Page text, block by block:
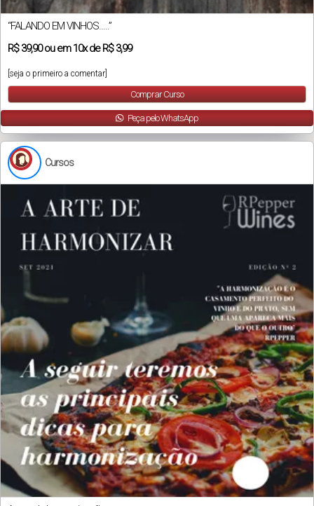
“FALANDO EM VINHOS…..”
R$39,90ou em10xdeR$ 3,99
[seja o primeiro a comentar]
Comprar Curso
Peça pelo WhatsApp
Cursos